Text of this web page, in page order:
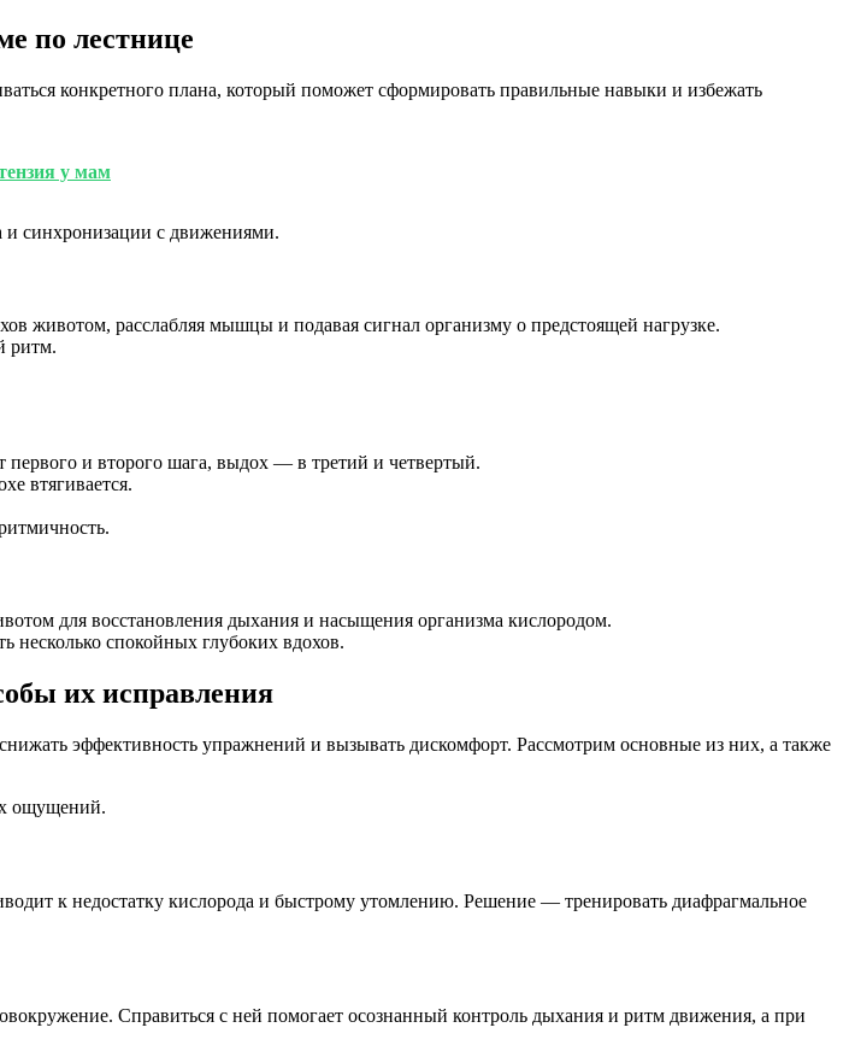
по лестнице
конкретного плана, который поможет сформировать правильные навыки и избежать
у мам
и синхронизации с движениями.
животом, расслабляя мышцы и подавая сигнал организму о предстоящей нагрузке.
ритм.
и второго шага, выдох — в третий и четвертый.
втягивается.
для восстановления дыхания и насыщения организма кислородом.
несколько спокойных глубоких вдохов.
их исправления
эффективность упражнений и вызывать дискомфорт. Рассмотрим основные из них, а также
ощущений.
к недостатку кислорода и быстрому утомлению. Решение — тренировать диафрагмальное
Справиться с ней помогает осознанный контроль дыхания и ритм движения, а при